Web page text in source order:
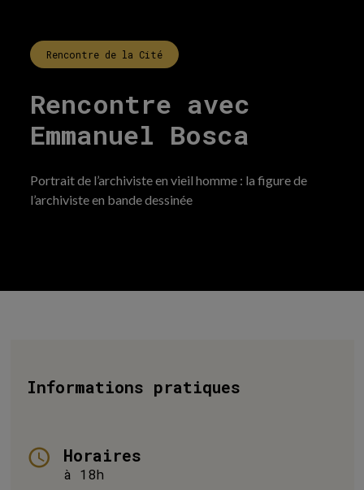
Rencontre de la Cité
Rencontre avec
Emmanuel Bosca
Portrait de l’archiviste en vieil homme : la figure de
l’archiviste en bande dessinée
Informations pratiques
Horaires
à 18h